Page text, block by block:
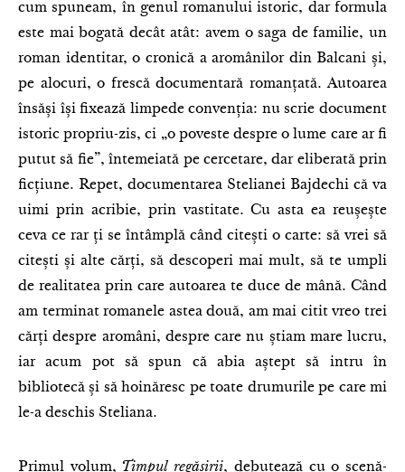
cum spuneam, în genul romanului istoric, dar formula
este mai bogată decât atât: avem o saga de familie, un
roman identitar, o cronică a aromânilor din Balcani și,
pe alocuri, o frescă documentară romanțată. Autoarea
însăși își fixează limpede convenția: nu scrie document
istoric propriu-zis, ci „o poveste despre o lume care ar fi
putut să fie”, întemeiată pe cercetare, dar eliberată prin
ficțiune. Repet, documentarea Stelianei Bajdechi că va
uimi prin acribie, prin vastitate. Cu asta ea reușește
ceva ce rar ți se întâmplă când citești o carte: să vrei să
citești și alte cărți, să descoperi mai mult, să te umpli
de realitatea prin care autoarea te duce de mână. Când
am terminat romanele astea două, am mai citit vreo trei
cărți despre aromâni, despre care nu știam mare lucru,
iar acum pot să spun că abia aștept să intru în
bibliotecă și să hoinăresc pe toate drumurile pe care mi
le-a deschis Steliana.
Primul volum, Timpul regăsirii, debutează cu o scenă-